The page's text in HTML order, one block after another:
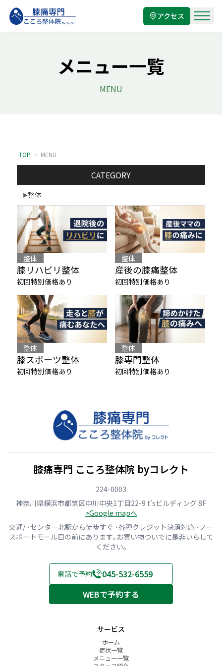
アクセス
メニュー一覧
MENU
TOP > MENU
整体
膝リハビリ整体
初回特別価格あり
整体
産後の膝痛整体
初回特別価格あり
整体
膝スポーツ整体
初回特別価格あり
整体
膝専門整体
初回特別価格あり
CATEGORY
整体
膝痛専門 こころ整体院 byコレクト
224-0003
神奈川県横浜市都筑区中川中央1丁目22-9 t'sビルディング 8F
>Google mapへ
交通/ ･センター北駅から徒歩すぐ ･各種クレジット決済対応 ･ノー
スポートモール目の前にあります｡お買い物ついでに是非いらして
ください｡
電話で予約
045-532-6559
WEBで予約する
サービス
ホーム
症状一覧
メニュー一覧